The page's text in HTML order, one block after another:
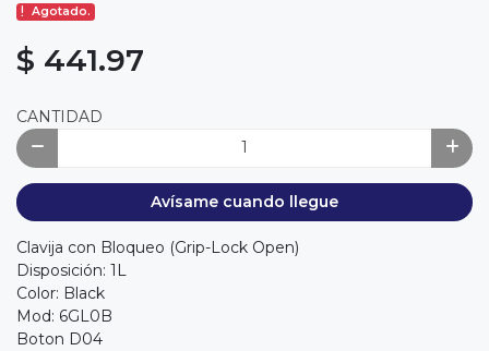
Agotado.
$ 441.97
CANTIDAD
Avísame cuando llegue
Clavija con Bloqueo (Grip-Lock Open)
Disposición: 1L
Color: Black
Mod: 6GL0B
Boton D04